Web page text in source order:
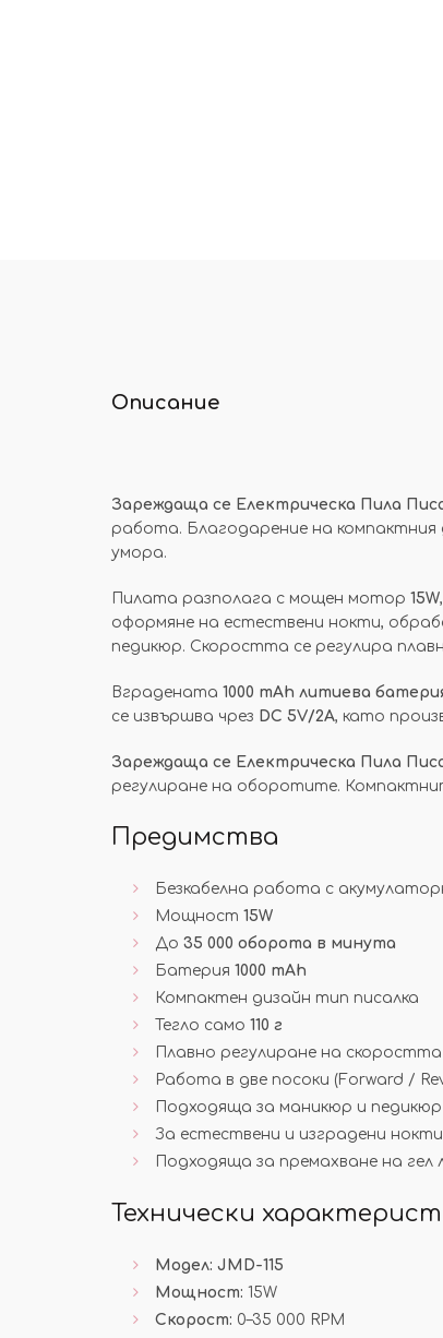
Описание
Зареждаща се Електрическа Пила
работа. Благодарение на
умора.
Пилата разполага с мощен мотор 15W
оформяне на естествени нокти,
педикюр. Скоростта се регулира
Вградената 1000 mAh литиева
се извършва чрез DC 5V/2A, като
Зареждаща се Електрическа Пила
регулиране на оборотите.
Предимства
Безкабелна работа с
Мощност 15W
До 35 000 оборота в минута
Батерия 1000 mAh
Компактен дизайн тип писалка
Тегло само 110 г
Плавно регулиране на скоростта
Работа в две посоки (Forward /
Подходяща за маникюр и педикюр
За естествени и изградени нокти
Подходяща за премахване на гел
Технически
Модел: JMD-115
Мощност: 15W
Скорост: 0–35 000 RPM